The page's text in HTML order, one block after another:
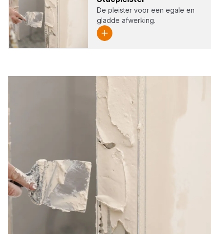
De pleister voor een egale en
gladde afwerking.